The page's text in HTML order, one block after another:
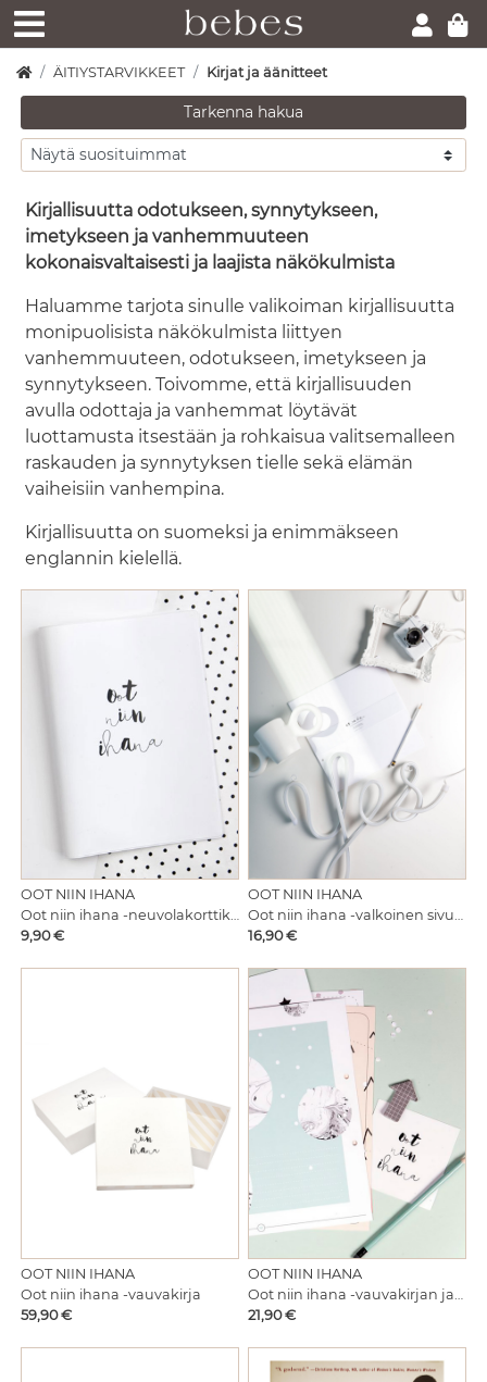
ÄITIYSTARVIKKEET Kirjat ja äänitteet
Tarkenna hakua
Kirjallisuutta odotukseen, synnytykseen,
imetykseen ja vanhemmuuteen
kokonaisvaltaisesti ja laajista näkökulmista
Haluamme tarjota sinulle valikoiman kirjallisuutta
monipuolisista näkökulmista liittyen
vanhemmuuteen, odotukseen, imetykseen ja
synnytykseen. Toivomme, että kirjallisuuden
avulla odottaja ja vanhemmat löytävät
luottamusta itsestään ja rohkaisua valitsemalleen
raskauden ja synnytyksen tielle sekä elämän
vaiheisiin vanhempina.
Kirjallisuutta on suomeksi ja enimmäkseen
englannin kielellä.
OOT NIIN IHANA
Oot niin ihana -neuvolakorttikotelo
Hinta
9,90 €
OOT NIIN IHANA
Oot niin ihana -valkoinen sivunippu
Hinta
16,90 €
OOT NIIN IHANA
Oot niin ihana -vauvakirja
Hinta
59,90 €
OOT NIIN IHANA
Hinta
21,90 €